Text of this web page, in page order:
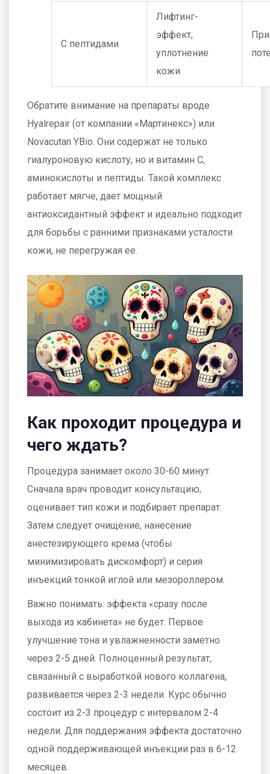
С пептидами
Лифтинг-
эффект,
уплотнение
кожи
Обратите внимание на препараты вроде
Hyalrepair (от компании «Мартинекс») или
Novacutan YBio. Они содержат не только
гиалуроновую кислоту, но и витамин C,
аминокислоты и пептиды. Такой комплекс
работает мягче, дает мощный
антиоксидантный эффект и идеально подходит
для борьбы с ранними признаками усталости
кожи, не перегружая ее.
Как проходит процедура и
чего ждать?
Процедура занимает около 30-60 минут.
Сначала врач проводит консультацию,
оценивает тип кожи и подбирает препарат.
Затем следует очищение, нанесение
анестезирующего крема (чтобы
минимизировать дискомфорт) и серия
инъекций тонкой иглой или мезороллером.
Важно понимать: эффекта «сразу после
выхода из кабинета» не будет. Первое
улучшение тона и увлажненности заметно
через 2-5 дней. Полноценный результат,
связанный с выработкой нового коллагена,
развивается через 2-3 недели. Курс обычно
состоит из 2-3 процедур с интервалом 2-4
недели. Для поддержания эффекта достаточно
одной поддерживающей инъекции раз в 6-12
месяцев.